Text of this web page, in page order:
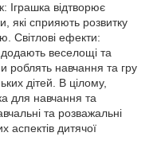
Іграшка відтворює
які сприяють розвитку
Світлові ефекти:
веселощі та
роблять навчання та гру
дітей. В цілому,
для навчання та
та розважальні
аспектів дитячої